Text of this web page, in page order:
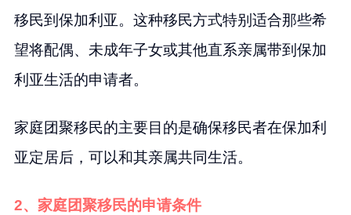
移民到保加利亚。这种移民方式特别适合那些希
望将配偶、未成年子女或其他直系亲属带到保加
利亚生活的申请者。
家庭团聚移民的主要目的是确保移民者在保加利
亚定居后，可以和其亲属共同生活。
2、家庭团聚移民的申请条件